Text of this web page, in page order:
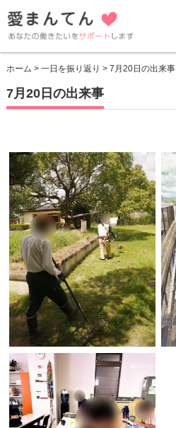
ホーム > 一日を振り返り > 7月20日の出来事
7月20日の出来事